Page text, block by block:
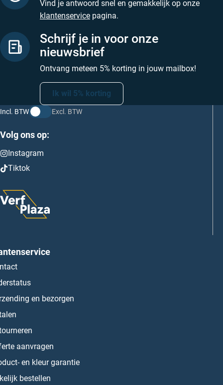
Vind je antwoord snel en gemakkelijk op onze
klantenservice pagina.
Schrijf je in voor onze
nieuwsbrief
Ontvang meteen 5% korting in jouw mailbox!
Ik wil 5% korting
Incl. BTW Excl. BTW
Volg ons op:
Instagram
Tiktok
en bezorgen
aanvragen
en kleur garantie
bestellen